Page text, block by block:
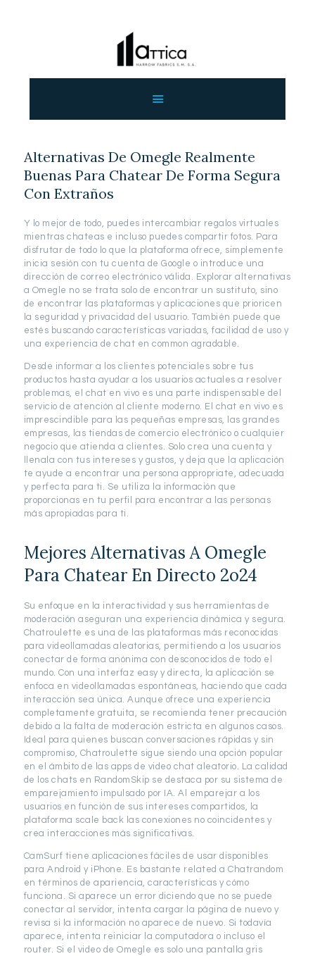
ΕΠΙΚΟΙΝΩΝΙΑ
ΧΟΝΔΡΙΚΗ
ΕΛΛΗΝΙΚΆ
Alternativas De Omegle Realmente
Buenas Para Chatear De Forma Segura
Con Extraños
Y lo mejor de todo, puedes intercambiar regalos virtuales
mientras chateas e incluso puedes compartir fotos. Para
disfrutar de todo lo que la plataforma ofrece, simplemente
inicia sesión con tu cuenta de Google o introduce una
dirección de correo electrónico válida. Explorar alternativas
a Omegle no se trata solo de encontrar un sustituto, sino
de encontrar las plataformas y aplicaciones que prioricen
la seguridad y privacidad del usuario. También puede que
estés buscando características variadas, facilidad de uso y
una experiencia de chat en common agradable.
Desde informar a los clientes potenciales sobre tus
productos hasta ayudar a los usuarios actuales a resolver
problemas, el chat en vivo es una parte indispensable del
servicio de atención al cliente moderno. El chat en vivo es
imprescindible para las pequeñas empresas, las grandes
empresas, las tiendas de comercio electrónico o cualquier
negocio que atienda a clientes. Solo crea una cuenta y
llenala con tus intereses y gustos, y deja que la aplicación
te ayude a encontrar una persona appropriate, adecuada
y perfecta para ti. Se utiliza la información que
proporcionas en tu perfil para encontrar a las personas
más apropiadas para ti.
Mejores Alternativas A Omegle
Para Chatear En Directo 2o24
Su enfoque en la interactividad y sus herramientas de
moderación aseguran una experiencia dinámica y segura.
Chatroulette es una de las plataformas más reconocidas
para videollamadas aleatorias, permitiendo a los usuarios
conectar de forma anónima con desconocidos de todo el
mundo. Con una interfaz easy y directa, la aplicación se
enfoca en videollamadas espontáneas, haciendo que cada
interacción sea única. Aunque ofrece una experiencia
completamente gratuita, se recomienda tener precaución
debido a la falta de moderación estricta en algunos casos.
Ideal para quienes buscan conversaciones rápidas y sin
compromiso, Chatroulette sigue siendo una opción popular
en el ámbito de las apps de video chat aleatorio. La calidad
de los chats en RandomSkip se destaca por su sistema de
emparejamiento impulsado por IA. Al emparejar a los
usuarios en función de sus intereses compartidos, la
plataforma scale back las conexiones no coincidentes y
crea interacciones más significativas.
CamSurf tiene aplicaciones fáciles de usar disponibles
para Android y iPhone. Es bastante related a Chatrandom
en términos de apariencia, características y cómo
funciona. Si aparece un error diciendo que no se puede
conectar al servidor, intenta cargar la página de nuevo y
revisa si la información no aparece de nuevo. Si todavía
aparece, intenta reiniciar la computadora o incluso el
router. Si el video de Omegle es solo una pantalla gris